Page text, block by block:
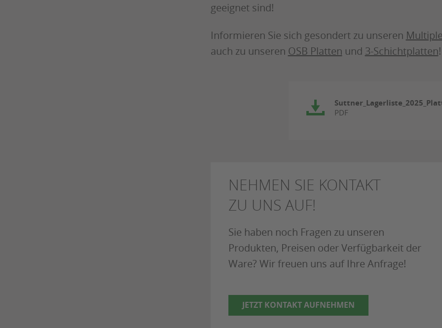
geeignet sind!
Informieren Sie sich gesondert zu unseren
auch zu unseren OSB Platten und 3-Schichtplatten!
PDF
NEHMEN SIE KONTAKT
ZU UNS AUF!
Sie haben noch Fragen zu unseren
Produkten, Preisen oder Verfügbarkeit der
Ware? Wir freuen uns auf Ihre Anfrage!
JETZT KONTAKT AUFNEHMEN